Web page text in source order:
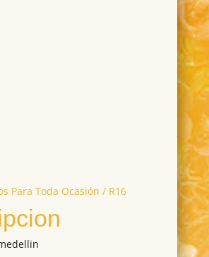
Para Toda Ocasión / R16